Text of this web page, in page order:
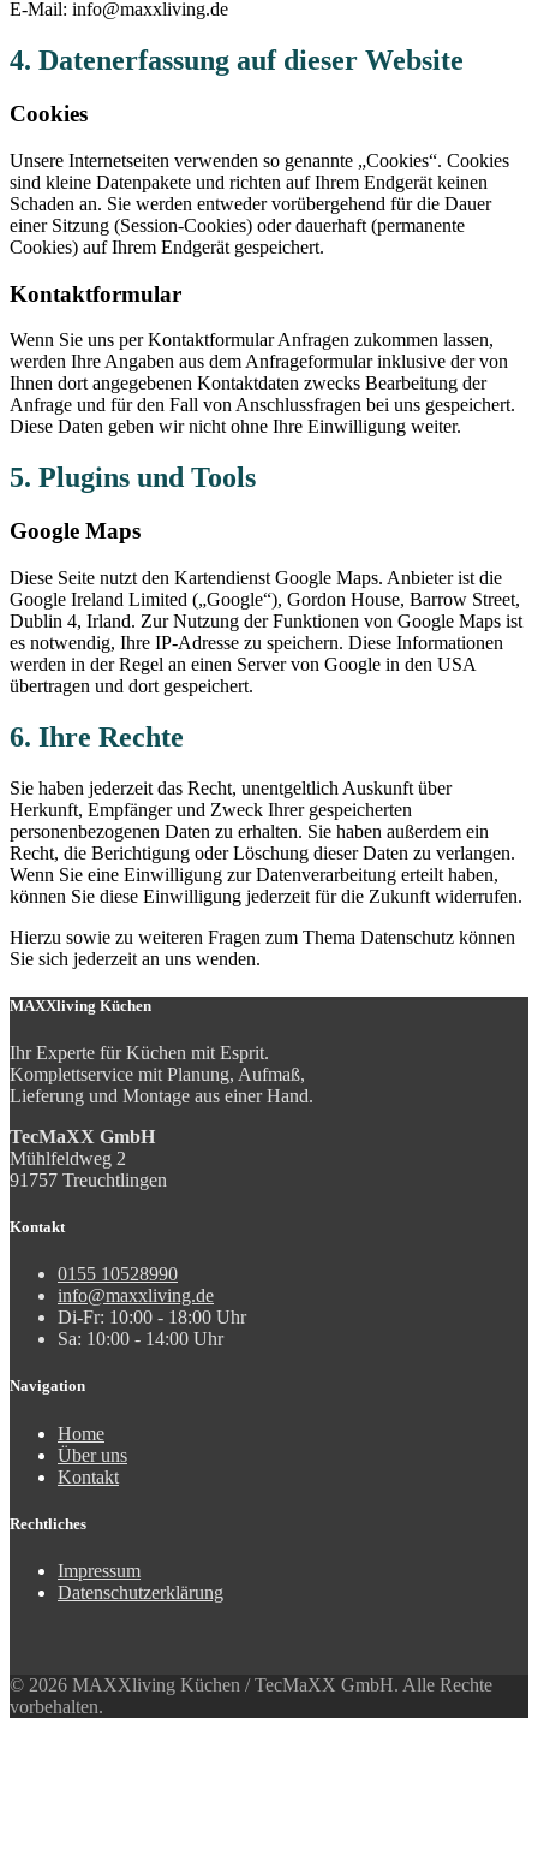
E-Mail: info@maxxliving.de
4. Datenerfassung auf dieser Website
Cookies
Unsere Internetseiten verwenden so genannte „Cookies“. Cookies
sind kleine Datenpakete und richten auf Ihrem Endgerät keinen
Schaden an. Sie werden entweder vorübergehend für die Dauer
einer Sitzung (Session-Cookies) oder dauerhaft (permanente
Cookies) auf Ihrem Endgerät gespeichert.
Kontaktformular
Wenn Sie uns per Kontaktformular Anfragen zukommen lassen,
werden Ihre Angaben aus dem Anfrageformular inklusive der von
Ihnen dort angegebenen Kontaktdaten zwecks Bearbeitung der
Anfrage und für den Fall von Anschlussfragen bei uns gespeichert.
Diese Daten geben wir nicht ohne Ihre Einwilligung weiter.
5. Plugins und Tools
Google Maps
Diese Seite nutzt den Kartendienst Google Maps. Anbieter ist die
Google Ireland Limited („Google“), Gordon House, Barrow Street,
Dublin 4, Irland. Zur Nutzung der Funktionen von Google Maps ist
es notwendig, Ihre IP-Adresse zu speichern. Diese Informationen
werden in der Regel an einen Server von Google in den USA
übertragen und dort gespeichert.
6. Ihre Rechte
Sie haben jederzeit das Recht, unentgeltlich Auskunft über
Herkunft, Empfänger und Zweck Ihrer gespeicherten
personenbezogenen Daten zu erhalten. Sie haben außerdem ein
Recht, die Berichtigung oder Löschung dieser Daten zu verlangen.
Wenn Sie eine Einwilligung zur Datenverarbeitung erteilt haben,
können Sie diese Einwilligung jederzeit für die Zukunft widerrufen.
Hierzu sowie zu weiteren Fragen zum Thema Datenschutz können
Sie sich jederzeit an uns wenden.
MAXXliving Küchen
Ihr Experte für Küchen mit Esprit.
Komplettservice mit Planung, Aufmaß,
Lieferung und Montage aus einer Hand.
TecMaXX GmbH
Mühlfeldweg 2
91757 Treuchtlingen
Kontakt
0155 10528990
info@maxxliving.de
Di-Fr: 10:00 - 18:00 Uhr
Sa: 10:00 - 14:00 Uhr
Navigation
Home
Über uns
Kontakt
Rechtliches
Impressum
Datenschutzerklärung
© 2026 MAXXliving Küchen / TecMaXX GmbH. Alle Rechte
vorbehalten.